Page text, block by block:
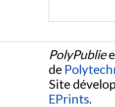
PolyPublie
de
Site
EPrints.